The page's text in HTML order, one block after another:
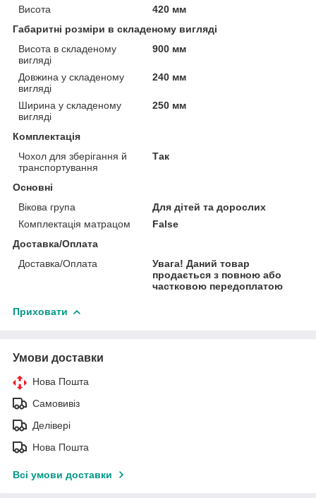
Висота
420 мм
Габаритні розміри в складеному вигляді
Висота в складеному
вигляді
900 мм
Довжина у складеному
вигляді
240 мм
Ширина у складеному
вигляді
250 мм
Комплектація
Чохол для зберігання й
транспортування
Так
Основні
Вікова група
Для дітей та дорослих
Комплектація матрацом
False
Доставка/Оплата
Доставка/Оплата
Увага! Даний товар
продається з повною або
частковою передоплатою
Приховати
Умови доставки
Нова Пошта
Самовивіз
Делівері
Нова Пошта
Всі умови доставки